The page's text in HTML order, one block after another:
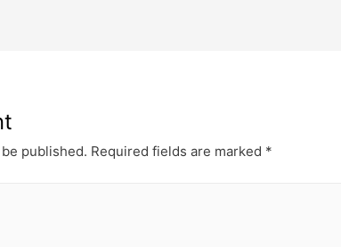
published. Required fields are marked *